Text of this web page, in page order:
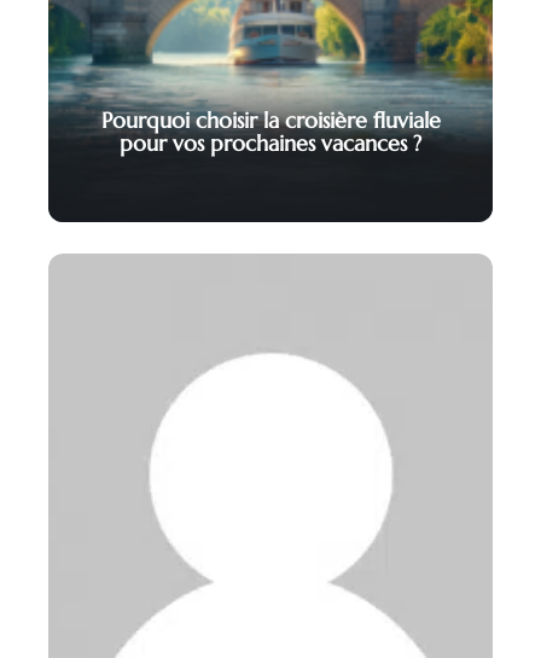
Pourquoi choisir la croisière fluviale
pour vos prochaines vacances ?